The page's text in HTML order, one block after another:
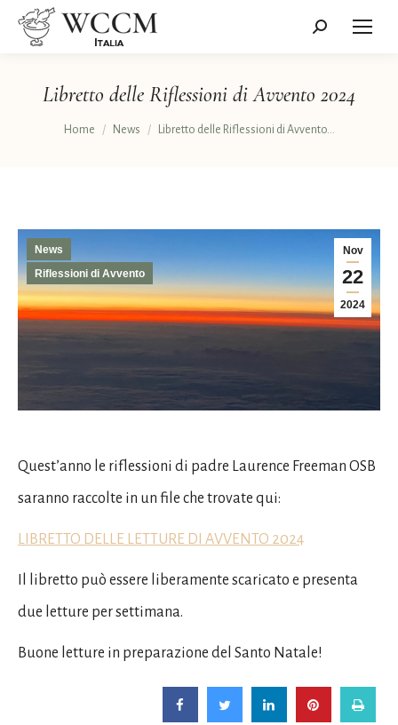
Cerca:
Libretto delle Riflessioni di Avvento 2024
Tu sei qui:
Home News Libretto delle Riflessioni di Avvento…
Nov
22
2024
News
Riflessioni di Avvento
Quest’anno le riflessioni di padre Laurence Freeman OSB
saranno raccolte in un file che trovate qui:
LIBRETTO DELLE LETTURE DI AVVENTO 2024
Il libretto può essere liberamente scaricato e presenta
due letture per settimana.
Buone letture in preparazione del Santo Natale!